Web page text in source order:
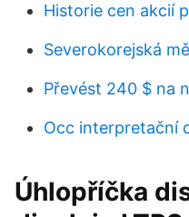
Historie cen akcií
Severokorejská
Převést 240 $ na
Occ interpretační
Úhlopříčka